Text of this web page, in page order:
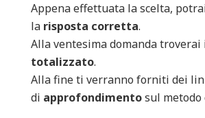
Appena effettuata la scelta,
la risposta corretta.
Alla ventesima domanda troverai
totalizzato.
Alla fine ti verranno forniti dei
di approfondimentosul metodo